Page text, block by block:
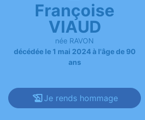
Françoise
VIAUD
née RAVON
décédée le 1 mai 2024 à l'âge de 90
ans
Je rends hommage